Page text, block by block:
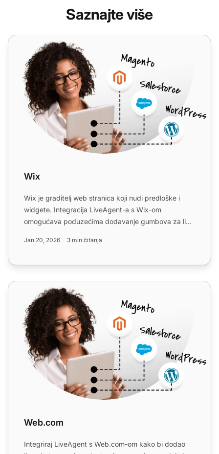
Saznajte više
Wix
Wix
Wix je graditelj web stranica koji nudi predloške i
widgete. Integracija LiveAgent-a s Wix-om
omogućava poduzećima dodavanje gumbova za live
Jan 20, 2026 3 min čitanja
Web.com
Web.com
Integriraj LiveAgent s Web.com-om kako bi dodao